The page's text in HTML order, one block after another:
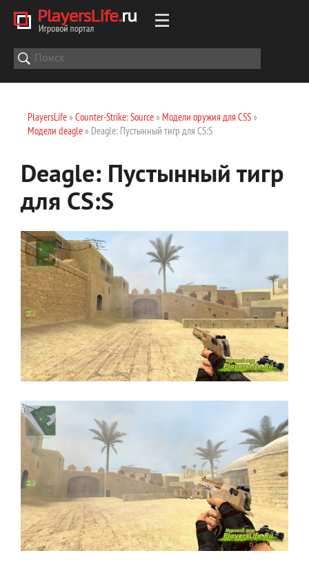
PlayersLife» Counter-Strike: Source» Модели оружия для CSS»
Модели deagle» Deagle: Пустынный тигр для CS:S
Deagle: Пустынный тигр
для CS:S